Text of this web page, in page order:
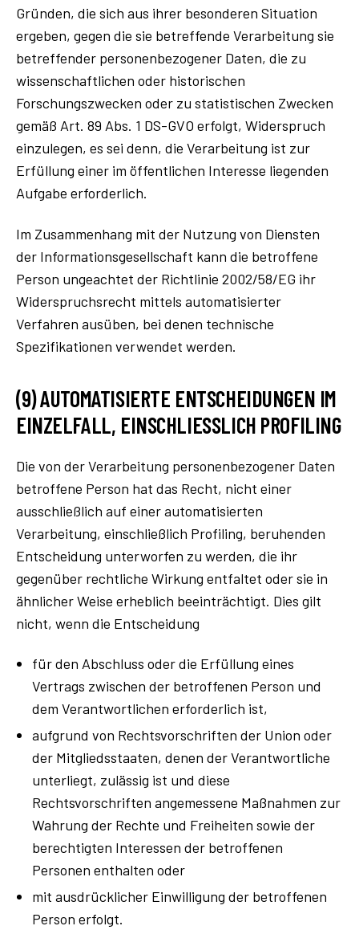
Gründen, die sich aus ihrer besonderen Situation
ergeben, gegen die sie betreffende Verarbeitung sie
betreffender personenbezogener Daten, die zu
wissenschaftlichen oder historischen
Forschungszwecken oder zu statistischen Zwecken
gemäß Art. 89 Abs. 1 DS-GVO erfolgt, Widerspruch
einzulegen, es sei denn, die Verarbeitung ist zur
Erfüllung einer im öffentlichen Interesse liegenden
Aufgabe erforderlich.
Im Zusammenhang mit der Nutzung von Diensten
der Informationsgesellschaft kann die betroffene
Person ungeachtet der Richtlinie 2002/58/EG ihr
Widerspruchsrecht mittels automatisierter
Verfahren ausüben, bei denen technische
Spezifikationen verwendet werden.
(9) AUTOMATISIERTE ENTSCHEIDUNGEN IM
EINZELFALL, EINSCHLIESSLICH PROFILING
Die von der Verarbeitung personenbezogener Daten
betroffene Person hat das Recht, nicht einer
ausschließlich auf einer automatisierten
Verarbeitung, einschließlich Profiling, beruhenden
Entscheidung unterworfen zu werden, die ihr
gegenüber rechtliche Wirkung entfaltet oder sie in
ähnlicher Weise erheblich beeinträchtigt. Dies gilt
nicht, wenn die Entscheidung
für den Abschluss oder die Erfüllung eines
Vertrags zwischen der betroffenen Person und
dem Verantwortlichen erforderlich ist,
aufgrund von Rechtsvorschriften der Union oder
der Mitgliedsstaaten, denen der Verantwortliche
unterliegt, zulässig ist und diese
Rechtsvorschriften angemessene Maßnahmen zur
Wahrung der Rechte und Freiheiten sowie der
berechtigten Interessen der betroffenen
Personen enthalten oder
mit ausdrücklicher Einwilligung der betroffenen
Person erfolgt.